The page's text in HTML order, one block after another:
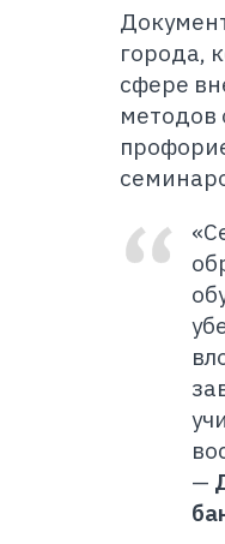
города,
сфере
методов
—